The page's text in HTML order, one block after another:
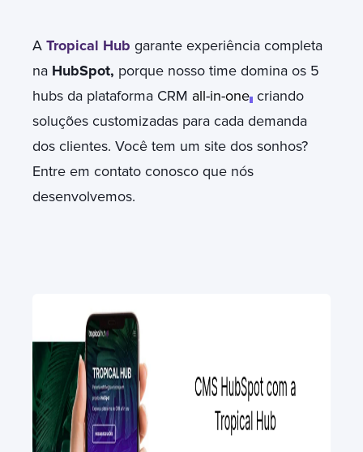
A Tropical Hub garante experiência completa
na HubSpot, porque nosso time domina os 5
hubs da plataforma CRM all-in-one, criando
soluções customizadas para cada demanda
dos clientes. Você tem um site dos sonhos?
Entre em contato conosco que nós
desenvolvemos.